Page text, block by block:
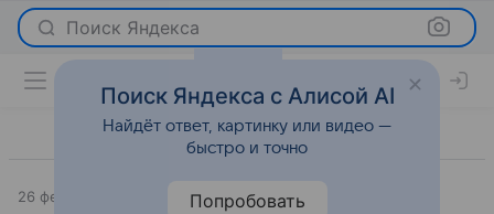
Поиск Яндекса
26 февраля 2026 Леди Mail Мода
Поиск Яндекса с Алисой AI
Найдёт ответ, картинку или видео —
быстро и точно
Попробовать